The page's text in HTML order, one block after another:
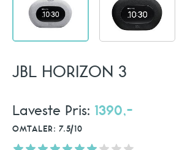
JBL HORIZON 3
Laveste Pris: 1390,-
OMTALER: 7.5/10